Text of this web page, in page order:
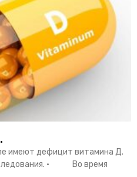
имеют дефицит витамина Д.
• Во время